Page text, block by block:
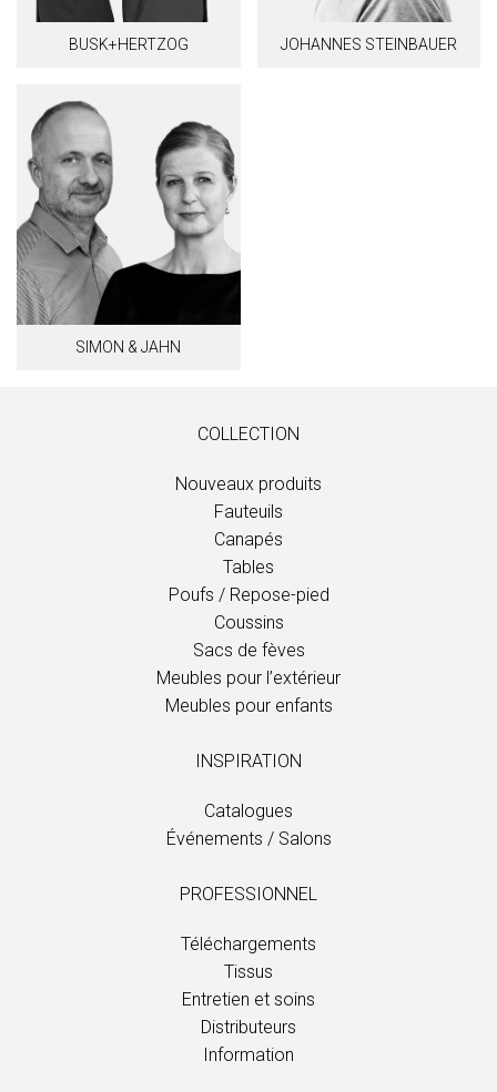
BUSK+HERTZOG JOHANNES STEINBAUER
SIMON & JAHN
COLLECTION
Nouveaux produits
Fauteuils
Canapés
Tables
Poufs / Repose-pied
Coussins
Sacs de fèves
Meubles pour l’extérieur
Meubles pour enfants
INSPIRATION
Catalogues
Événements / Salons
PROFESSIONNEL
Téléchargements
Tissus
Entretien et soins
Distributeurs
Information